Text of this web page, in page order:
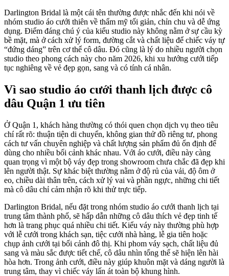
Darlington Bridal là một cái tên thường được nhắc đến khi nói về
nhóm studio áo cưới thiên về thẩm mỹ tối giản, chỉn chu và dễ ứng
dụng. Điểm đáng chú ý của kiểu studio này không nằm ở sự cầu kỳ
bề mặt, mà ở cách xử lý form, đường cắt và chất liệu để chiếc váy tự
“đứng dáng” trên cơ thể cô dâu. Đó cũng là lý do nhiều người chọn
studio theo phong cách này cho năm 2026, khi xu hướng cưới tiếp
tục nghiêng về vẻ đẹp gọn, sang và có tính cá nhân.
Vì sao studio áo cưới thanh lịch được cô
dâu Quận 1 ưu tiên
Ở Quận 1, khách hàng thường có thói quen chọn dịch vụ theo tiêu
chí rất rõ: thuận tiện di chuyển, không gian thử đồ riêng tư, phong
cách tư vấn chuyên nghiệp và chất lượng sản phẩm đủ ổn định để
dùng cho nhiều bối cảnh khác nhau. Với áo cưới, điều này càng
quan trọng vì một bộ váy đẹp trong showroom chưa chắc đã đẹp khi
lên người thật. Sự khác biệt thường nằm ở độ rủ của vải, độ ôm ở
eo, chiều dài thân trên, cách xử lý vai và phần ngực, những chi tiết
mà cô dâu chỉ cảm nhận rõ khi thử trực tiếp.
Darlington Bridal, nếu đặt trong nhóm studio áo cưới thanh lịch tại
trung tâm thành phố, sẽ hấp dẫn những cô dâu thích vẻ đẹp tinh tế
hơn là trang phục quá nhiều chi tiết. Kiểu váy này thường phù hợp
với lễ cưới trong khách sạn, tiệc cưới nhà hàng, lễ gia tiên hoặc
chụp ảnh cưới tại bối cảnh đô thị. Khi phom váy sạch, chất liệu đủ
sang và màu sắc được tiết chế, cô dâu nhìn tổng thể sẽ hiện lên hài
hòa hơn. Trong ảnh cưới, điều này giúp khuôn mặt và dáng người là
trung tâm, thay vì chiếc váy lấn át toàn bộ khung hình.